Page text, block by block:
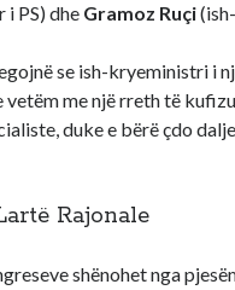
PS) dhe Gramoz Ruçi
se ish-kryeministri i
me një rreth të
duke e bërë çdo
Rajonale
shënohet nga